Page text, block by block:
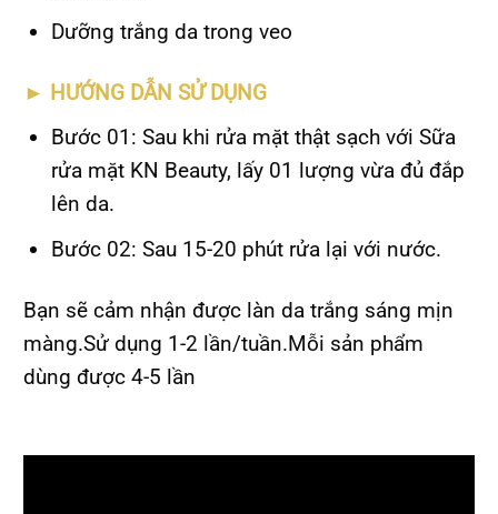
Dưỡng trắng da trong veo
► HƯỚNG DẪN SỬ DỤNG
Bước 01: Sau khi rửa mặt thật sạch với Sữa
rửa mặt KN Beauty, lấy 01 lượng vừa đủ đắp
lên da.
Bước 02: Sau 15-20 phút rửa lại với nước.
Bạn sẽ cảm nhận được làn da trắng sáng mịn
màng.Sử dụng 1-2 lần/tuần.Mỗi sản phẩm
dùng được 4-5 lần